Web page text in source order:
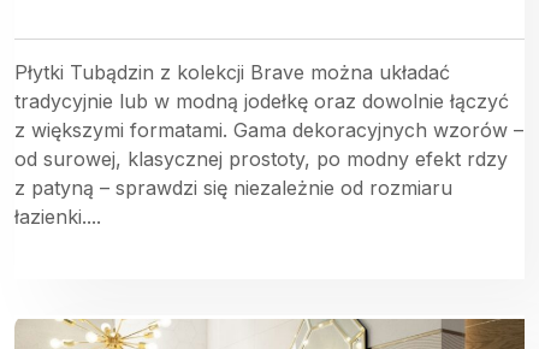
Płytki Tubądzin z kolekcji Brave można układać
tradycyjnie lub w modną jodełkę oraz dowolnie łączyć
z większymi formatami. Gama dekoracyjnych wzorów –
od surowej, klasycznej prostoty, po modny efekt rdzy
z patyną – sprawdzi się niezależnie od rozmiaru
łazienki....